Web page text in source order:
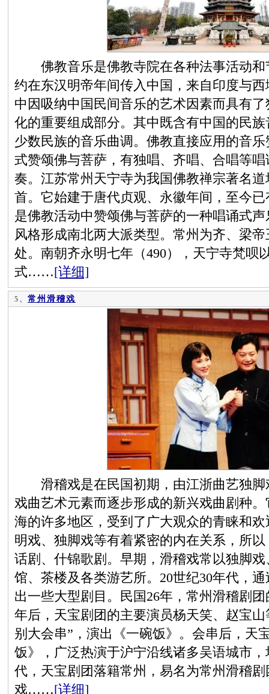
佛教音乐是佛教寺院在各种法事活动和
约在东汉明帝年间传入中国，来自印度与
中因吸纳中国民间音乐的艺术因素而具有
化的重要组成部分。其中既含有中国的民
少数民族的音乐曲调。佛教直接应用的音
式赞颂佛与菩萨，有独唱、齐唱、合唱等
奏。江苏常州天宁寺为我国佛教禅宗著名
首。它始建于唐代贞观、永徽年间，至今
是佛教活动中赞颂佛与菩萨的一种唱诵式
风格形成南北两大派类型。常州为齐、梁
处。南朝齐永明七年（490），天宁寺梵呗
式……[详细]
5、 常州滑稽戏
滑稽戏是在民国初期，由江浙曲艺独脚
戏曲艺术元素而逐步形成的新兴戏曲剧种
海的许多地区，受到了广大观众的青睐和
明戏、独脚戏等有着紧密的内在关系，所
话剧、什锦歌剧。早期，滑稽戏常以独脚
馆、茶楼及各类游艺所。20世纪30年代，
出一些大型剧目。民国26年，常州滑稽剧
年后，天宝剧团的主要演员杨天笑、赵宝
别大会串”，演出《一碗饭》。会串后，天
饭》，广泛热演于沪宁沿线诸多吴语城市
代，天宝剧团落籍常州，易名为常州滑稽
戏……[详细]